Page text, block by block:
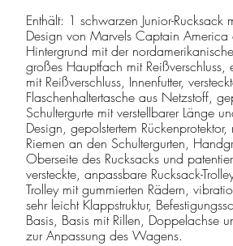
Enthält: 1 schwarzen Junior-Rucksack
Design von Marvels Captain America
Hintergrund mit der
großes Hauptfach mit Reißverschluss,
mit Reißverschluss, Innenfutter,
Flaschenhaltertasche aus Netzstoff,
Schultergurte mit verstellbarer Länge
Design, gepolstertem Rückenprotektor,
Riemen an den Schultergurten,
Oberseite des Rucksacks und
versteckte, anpassbare Rucksack-
Trolley mit gummierten Rädern,
sehr leicht Klappstruktur,
Basis, Basis mit Rillen, Doppelachse
zur Anpassung des Wagens.